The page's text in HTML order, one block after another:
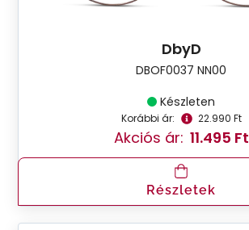
DbyD
DBOF0037 NN00
Készleten
Korábbi ár: 22.990 Ft
Akciós ár: 11.495 Ft
Részletek